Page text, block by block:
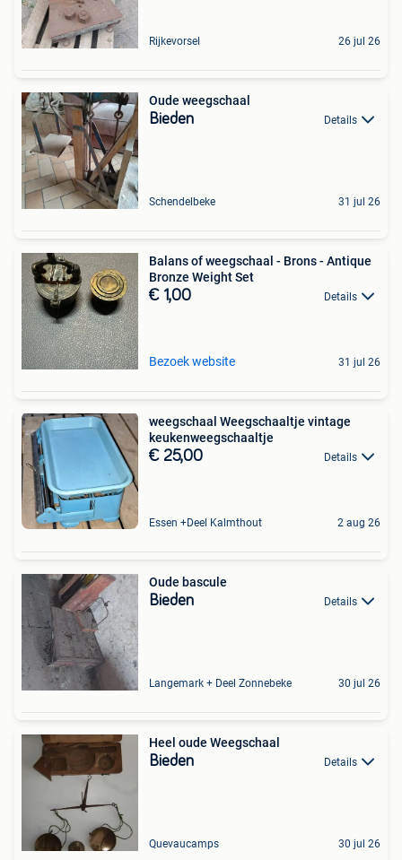
Rijkevorsel 26 jul 26
Oude weegschaal
Bieden Details
Schendelbeke 31 jul 26
Balans of weegschaal - Brons - Antique
Bronze Weight Set
€ 1,00 Details
Bezoek website 31 jul 26
weegschaal Weegschaaltje vintage
keukenweegschaaltje
€ 25,00 Details
Essen +Deel Kalmthout 2 aug 26
Oude bascule
Bieden Details
Langemark + Deel Zonnebeke 30 jul 26
Heel oude Weegschaal
Bieden Details
Quevaucamps 30 jul 26